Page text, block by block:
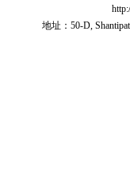
地址：50-D,